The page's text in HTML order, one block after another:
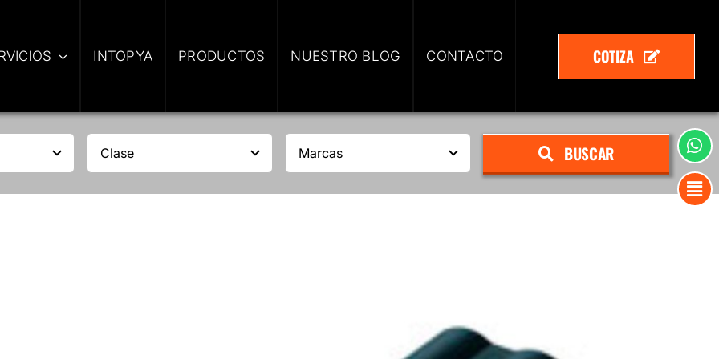
INTOPYA PRODUCTOS NUESTRO BLOG CONTACTO COTIZA
BUSCAR